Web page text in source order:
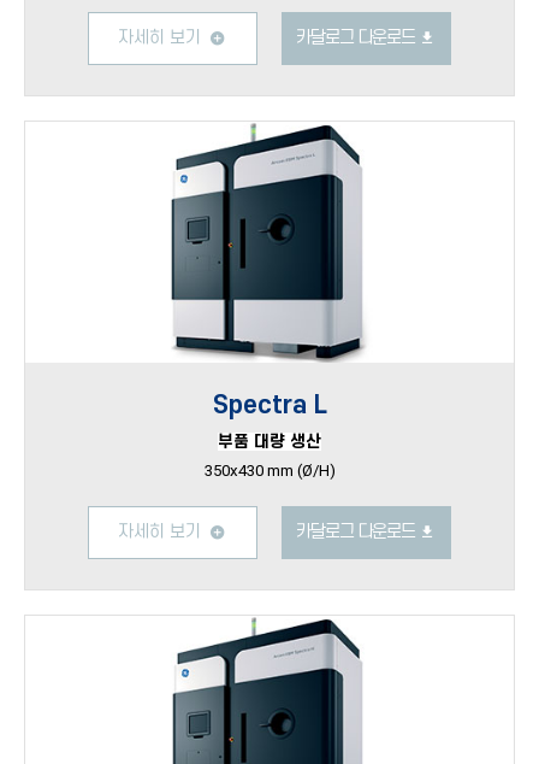
자세히 보기 카달로그 다운로드
Spectra L
부품 대량 생산
350x430 mm (Ø/H)
자세히 보기 카달로그 다운로드